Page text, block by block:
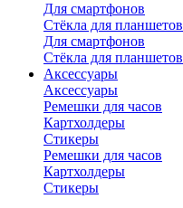
Для смартфонов
Стёкла для планшетов
Для смартфонов
Стёкла для планшетов
Аксессуары
Аксессуары
Ремешки для часов
Картхолдеры
Стикеры
Ремешки для часов
Картхолдеры
Стикеры